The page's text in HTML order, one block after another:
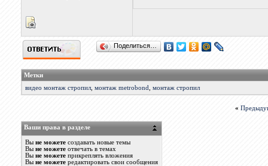
Поделиться…
Метки
видео монтаж стропил, монтаж metrobond монтаж стропил
«
Ваши права в разделе
Вы не можетесоздавать новые темы
Вы не можетеотвечать в темах
Вы не можетеприкреплять вложения
Вы не можетередактировать свои сообщения